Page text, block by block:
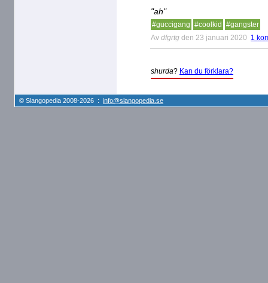
"ah"
#guccigang #coolkid
#gangster
Av dfgrtg den 23 januari 2020 1
shurda? Kan du förklara?
© Slangopedia 2008-2026 : info@slangopedia.se